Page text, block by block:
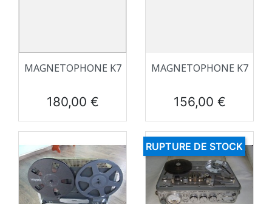
MAGNETOPHONE K7
Prix
180,00 €
MAGNETOPHONE K7
Prix
156,00 €
RUPTURE DE STOCK